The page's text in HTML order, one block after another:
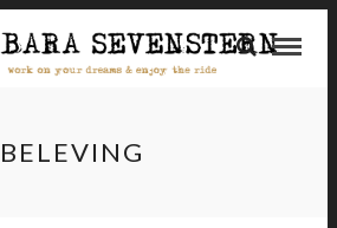
BELEVING